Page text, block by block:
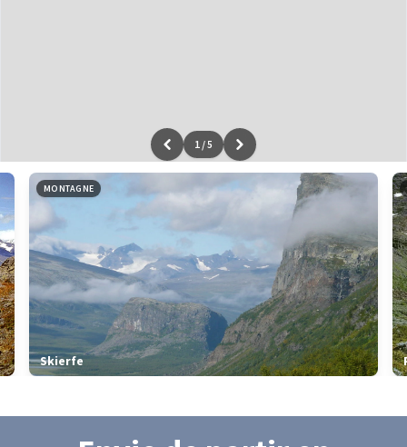
Leaflet|données ©OpenStreetMap/ODbL - renduOSM France
1 /5
MONTAGNE
Skierfe